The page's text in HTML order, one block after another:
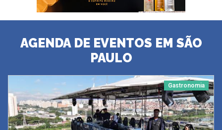
AGENDA DE EVENTOS EM SÃO
PAULO
Gastronomia